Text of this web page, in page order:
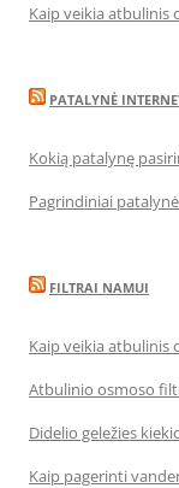
Kaip veikia atbulinis
PATALYNĖ
Kokią patalynę
Pagrindiniai
FILTRAI NAMUI
Kaip veikia atbulinis
Atbulinio osmoso
Didelio geležies
Kaip pagerinti